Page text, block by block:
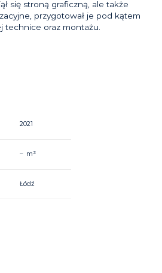
się stroną graficzną, ale także
przygotował je pod kątem
oraz montażu.
2021
– m²
Łódź